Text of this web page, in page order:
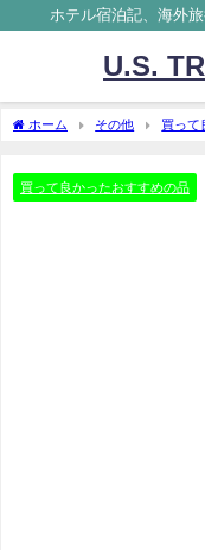
ホテル宿泊記、海外
U.S.
ホーム その他 買って
買って良かったおすすめの品